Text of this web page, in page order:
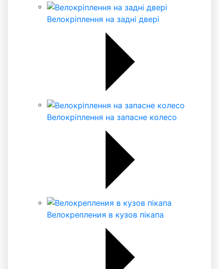
Велокріплення на задні двері
Велокріплення на запасне колесо
Велокрепления в кузов пікапа